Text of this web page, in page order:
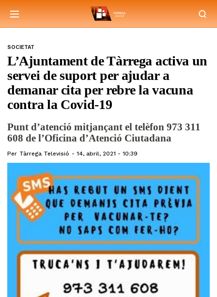
SOCIETAT
L’Ajuntament de Tàrrega activa un
servei de suport per ajudar a
demanar cita per rebre la vacuna
contra la Covid-19
Punt d’atenció mitjançant el telèfon 973 311
608 de l’Oficina d’Atenció Ciutadana
Per Tàrrega Televisió 14, abril, 2021 - 10:39